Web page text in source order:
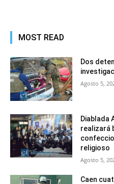
MOST READ
Dos
Agosto 5,
Diablada
realizará
religioso
Agosto 5,
Caen